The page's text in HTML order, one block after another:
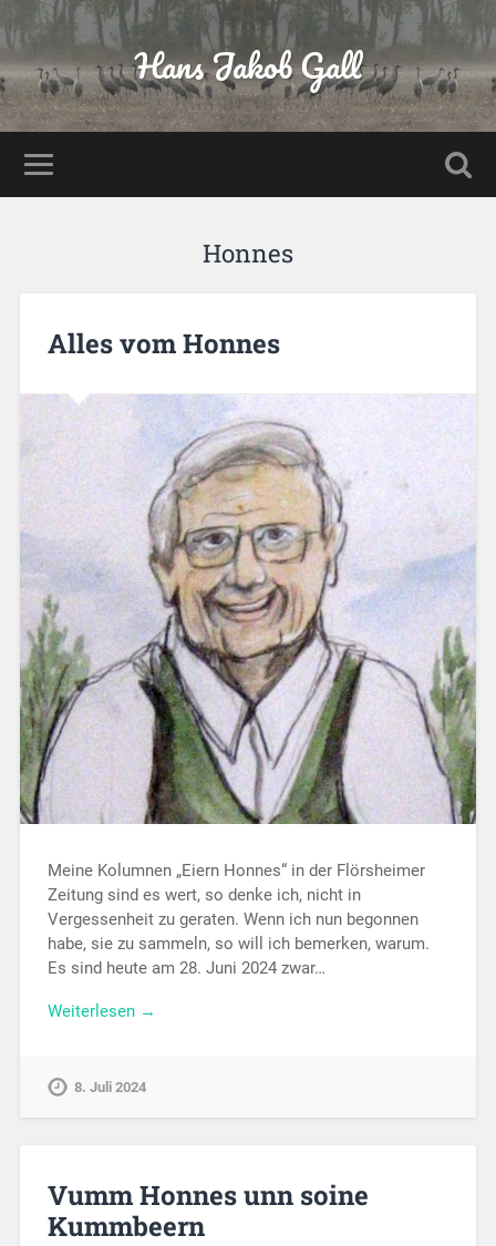
Hans Jakob Gall
Honnes
Alles vom Honnes
Meine Kolumnen „Eiern Honnes“ in der Flörsheimer
Zeitung sind es wert, so denke ich, nicht in
Vergessenheit zu geraten. Wenn ich nun begonnen
habe, sie zu sammeln, so will ich bemerken, warum.
Es sind heute am 28. Juni 2024 zwar…
Weiterlesen →
8. Juli 2024
Vumm Honnes unn soine
Kummbeern